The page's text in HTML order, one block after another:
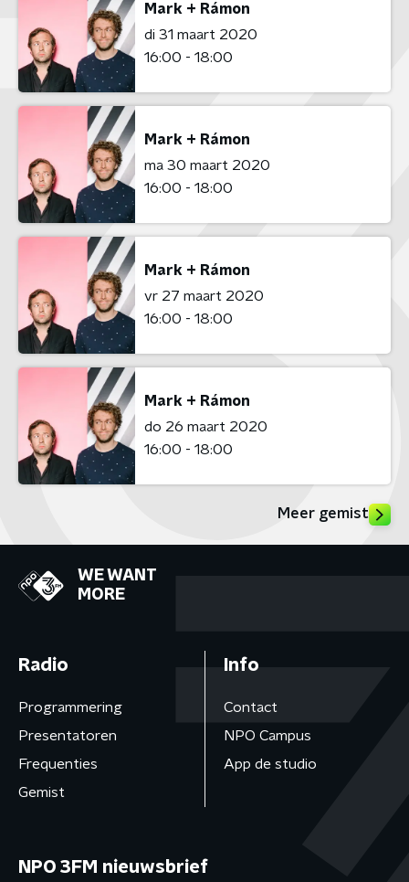
Mark + Rámon
di 31 maart 2020
16:00 - 18:00
Mark + Rámon
ma 30 maart 2020
16:00 - 18:00
Mark + Rámon
vr 27 maart 2020
16:00 - 18:00
Mark + Rámon
do 26 maart 2020
16:00 - 18:00
Meer gemist
WE WANT
MORE
Radio
Programmering
Presentatoren
Frequenties
Gemist
Info
Contact
NPO Campus
App de studio
NPO 3FM nieuwsbrief